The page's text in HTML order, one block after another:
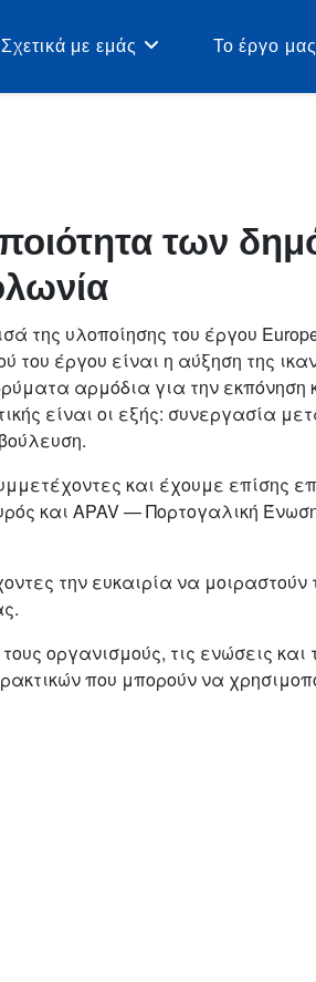
Σχετικά με εμάς Το έργο μας
των
της υλοποίησης του έργου
του έργου είναι η αύξηση της
αρμόδια για την εκπόνηση
είναι οι εξής: συνεργασία
και έχουμε επίσης
και APAV — Πορτογαλική
την ευκαιρία να μοιραστούν
οργανισμούς, τις ενώσεις
που μπορούν να